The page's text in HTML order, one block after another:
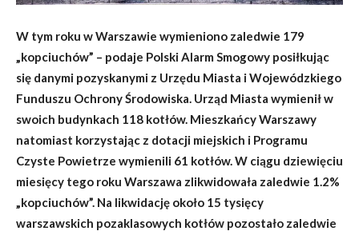
W tym roku w Warszawie wymieniono zaledwie 179
„kopciuchów” – podaje Polski Alarm Smogowy posiłkując
się danymi pozyskanymi z Urzędu Miasta i Wojewódzkiego
Funduszu Ochrony Środowiska. Urząd Miasta wymienił w
swoich budynkach 118 kotłów. Mieszkańcy Warszawy
natomiast korzystając z dotacji miejskich i Programu
Czyste Powietrze wymienili 61 kotłów. W ciągu dziewięciu
miesięcy tego roku Warszawa zlikwidowała zaledwie 1.2%
„kopciuchów”. Na likwidację około 15 tysięcy
warszawskich pozaklasowych kotłów pozostało zaledwie